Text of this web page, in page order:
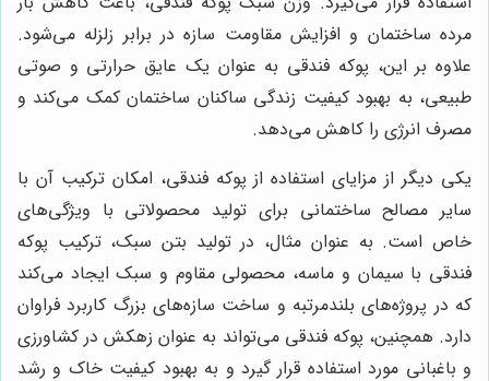
مرده ساختمان و افزایش مقاومت سازه در برابر زلزله می‌شود.
علاوه بر این، پوکه فندقی به عنوان یک عایق حرارتی و صوتی
طبیعی، به بهبود کیفیت زندگی ساکنان ساختمان کمک می‌کند و
مصرف انرژی را کاهش می‌دهد.
یکی دیگر از مزایای استفاده از پوکه فندقی، امکان ترکیب آن با
سایر مصالح ساختمانی برای تولید محصولاتی با ویژگی‌های
خاص است. به عنوان مثال، در تولید بتن سبک، ترکیب پوکه
فندقی با سیمان و ماسه، محصولی مقاوم و سبک ایجاد می‌کند
که در پروژه‌های بلندمرتبه و ساخت سازه‌های بزرگ کاربرد فراوان
دارد. همچنین، پوکه فندقی می‌تواند به عنوان زهکش در کشاورزی
و باغبانی مورد استفاده قرار گیرد و به بهبود کیفیت خاک و رشد